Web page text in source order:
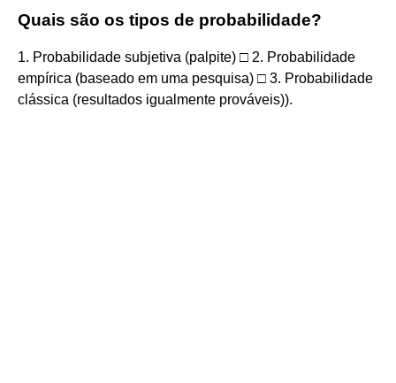
Quais são os tipos de probabilidade?
1. Probabilidade subjetiva (palpite) □ 2. Probabilidade
empírica (baseado em uma pesquisa) □ 3. Probabilidade
clássica (resultados igualmente prováveis)).